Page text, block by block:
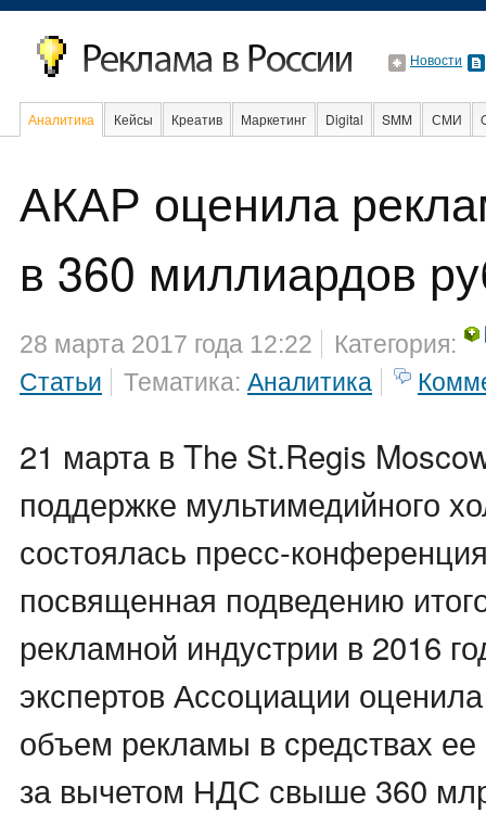
Новости
Аналитика Кейсы Креатив Маркетинг Digital SMM СМИ
АКАР оценила
в 360 миллиардов
28 марта 2017 года 12:22
Категория:
Статьи
Тематика: Аналитика
21 марта в The St.Regis
поддержке мультимедийного
состоялась пресс-
посвященная подведению
рекламной индустрии в 2016
экспертов Ассоциации
объем рекламы в средствах ее
за вычетом НДС свыше 360